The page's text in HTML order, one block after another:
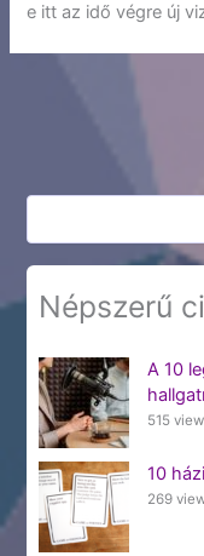
e itt az idő végre új
Keresés
Népszerű
A 10
515
10
269